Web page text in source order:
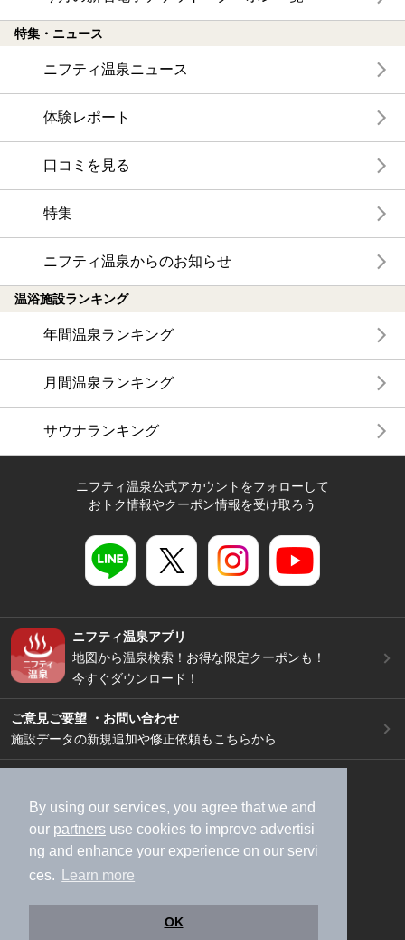
By using our services, you agree that we and
our partners use cookies to improve advertisi
ng and enhance your experience on our servi
ces.
Learn more
OK
特集・ニュース
ニフティ温泉ニュース
体験レポート
口コミを見る
特集
ニフティ温泉からのお知らせ
温浴施設ランキング
年間温泉ランキング
月間温泉ランキング
サウナランキング
ニフティ温泉公式アカウントをフォローして
おトク情報やクーポン情報を受け取ろう
ニフティ温泉アプリ
地図から温泉検索！お得な限定クーポンも！
今すぐダウンロード！
ご意見ご要望 ・お問い合わせ
施設データの新規追加や修正依頼もこちらから
加盟店募集（資料請求）
広告出稿のご案内
利用規約
ライフスタイルMEMBERS+規約
特定商取引法に基づく表記
ヘルプ
採用情報
運営会社